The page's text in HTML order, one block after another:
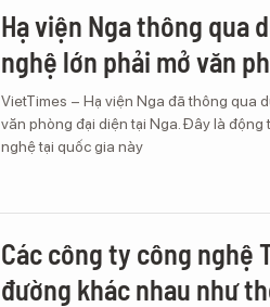
Hạ viện Nga thông qua
nghệ lớn phải mở văn
VietTimes – Hạ viện Nga đã thông qua
văn phòng đại diện tại Nga. Đây là
nghệ tại quốc gia này
Các công ty công nghệ
đường khác nhau như